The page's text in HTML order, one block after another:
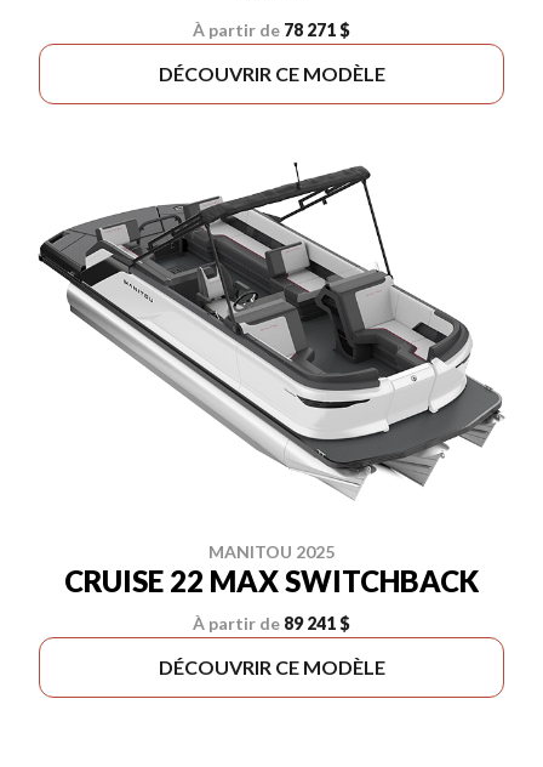
À partir de 78 271 $
DÉCOUVRIR CE MODÈLE
MANITOU 2025
CRUISE 22 MAX SWITCHBACK
À partir de 89 241 $
DÉCOUVRIR CE MODÈLE